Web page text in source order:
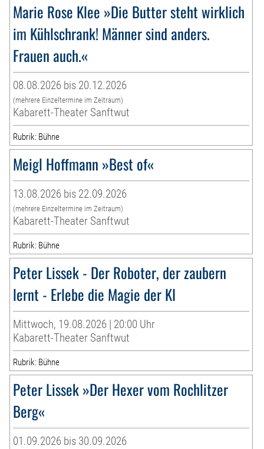
Marie Rose Klee »Die Butter steht wirklich
im Kühlschrank! Männer sind anders.
Frauen auch.«
08.08.2026 bis 20.12.2026
(mehrere Einzeltermine im Zeitraum)
Kabarett-Theater Sanftwut
Rubrik: Bühne
Meigl Hoffmann »Best of«
13.08.2026 bis 22.09.2026
(mehrere Einzeltermine im Zeitraum)
Kabarett-Theater Sanftwut
Rubrik: Bühne
Peter Lissek - Der Roboter, der zaubern
lernt - Erlebe die Magie der KI
Mittwoch, 19.08.2026 | 20:00 Uhr
Kabarett-Theater Sanftwut
Rubrik: Bühne
Peter Lissek »Der Hexer vom Rochlitzer
Berg«
01.09.2026 bis 30.09.2026